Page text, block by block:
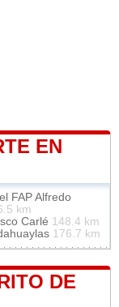
EN
FAP Alfredo
km
Carlé 148.4 km
176.7 km
DE